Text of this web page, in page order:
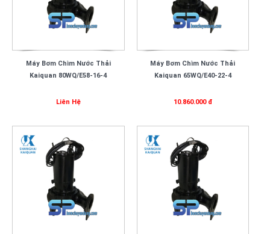
Máy Bơm Chìm Nước Thải
Kaiquan 80WQ/E58-16-4
Liên Hệ
Máy Bơm Chìm Nước Thải
Kaiquan 65WQ/E40-22-4
10.860.000 đ